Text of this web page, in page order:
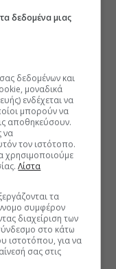
δεδομένα μιας
δεδομένων και
μοναδικά
ενδέχεται να
μπορούν να
αποθηκεύσουν.
να
τον ιστότοπο.
χρησιμοποιούμε
Λίστα
τα
συμφέρον
διαχείριση των
στο κάτω
ιστοτόπου, για να
σας στις